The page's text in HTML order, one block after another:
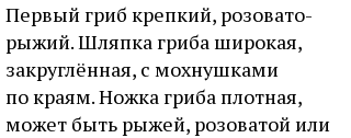
Первый гриб крепкий, розовато-
рыжий. Шляпка гриба широкая,
закруглённая, с мохнушками
по краям. Ножка гриба плотная,
может быть рыжей, розоватой или